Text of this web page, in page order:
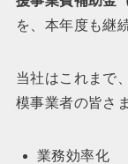
を、本年度も継
当社はこれまで
模事業者の皆さ
業務効率化